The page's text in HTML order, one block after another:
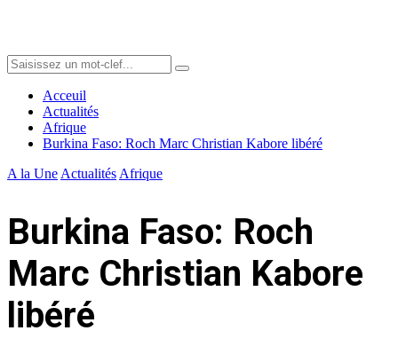
Search
for:
Search
Acceuil
Actualités
Afrique
Burkina Faso: Roch Marc Christian Kabore libéré
A la Une Actualités Afrique
Burkina Faso: Roch
Marc Christian Kabore
libéré